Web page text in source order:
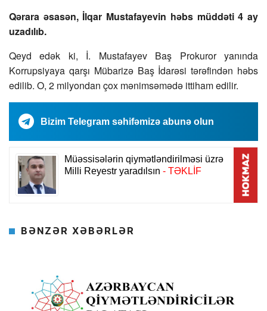
Qərara əsasən, İlqar Mustafayevin həbs müddəti 4 ay
uzadılıb.
Qeyd edək ki, İ. Mustafayev Baş Prokuror yanında
Korrupsiyaya qarşı Mübarizə Baş İdarəsi tərəfindən həbs
edilib. O, 2 milyondan çox mənimsəmədə ittiham edilir.
Bizim Telegram səhifəmizə abunə olun
BƏNZƏR XƏBƏRLƏR